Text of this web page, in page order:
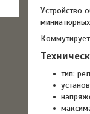
Устройство
тип: